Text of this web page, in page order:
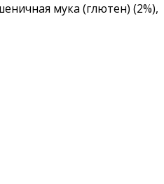
мука (глютен) (2%),